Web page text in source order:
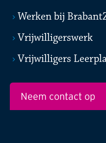
Werken bij
Vrijwilligerswerk
Vrijwilligers
Neem contact op